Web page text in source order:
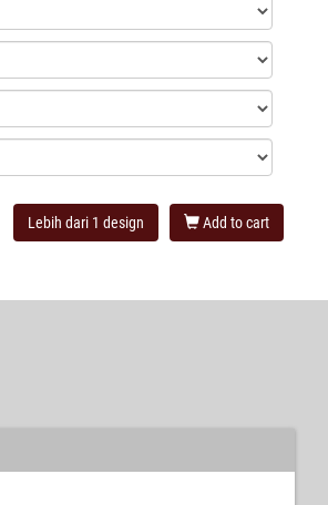
Add to cart
Lebih dari 1 design